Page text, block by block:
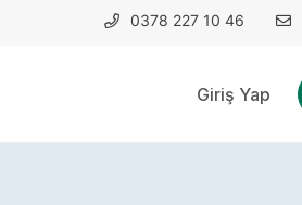
0378 227 10 46
Giriş Yap